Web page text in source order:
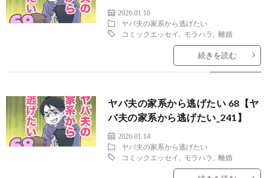
2026.01.16
ヤバ夫の家系から逃げたい
コミックエッセイ
モラハラ ,離婚
続きを読む
ヤバ夫の家系から逃げたい 68【ヤ
バ夫の家系から逃げたい_241】
2026.01.14
ヤバ夫の家系から逃げたい
コミックエッセイ
モラハラ ,離婚